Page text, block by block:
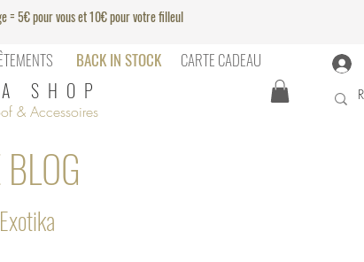
= 5€ pour vous et 10€ pour votre filleul
CARTE CADEAU
SHOP
& Accessoires
BACK IN STOCK
BLOG
Exotika